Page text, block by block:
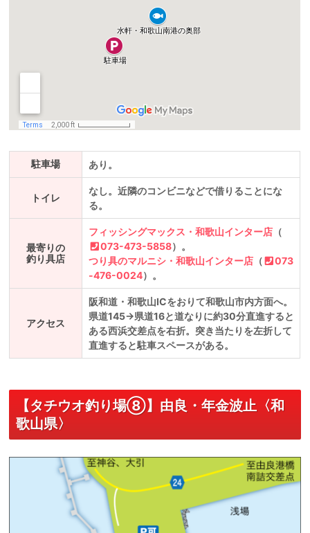
駐車場 あり。
トイレ
なし。近隣のコンビニなどで借りることにな
る。
最寄りの
釣り具店
フィッシングマックス・和歌山インター店（
073-473-5858）。
つり具のマルニシ・和歌山インター店（
073
-476-0024）。
アクセス
阪和道・和歌山ICをおりて和歌山市内方面へ。
県道145→県道16と道なりに約30分直進すると
ある西浜交差点を右折。突き当たりを左折して
直進すると駐車スペースがある。
【タチウオ釣り場⑧】由良・年金波止〈和
歌山県〉